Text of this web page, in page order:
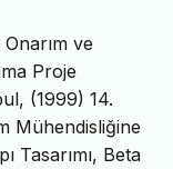
ve
Proje
(1999) 14.
Mühendisliğine
Tasarımı, Beta